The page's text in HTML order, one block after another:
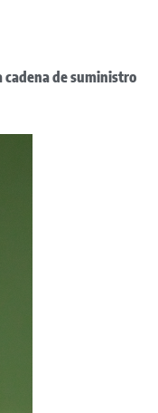
cadena de suministro